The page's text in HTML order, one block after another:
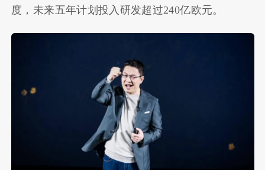
度，未来五年计划投入研发超过240亿欧元。